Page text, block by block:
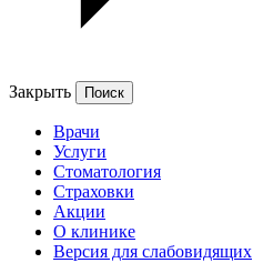
Закрыть
Врачи
Услуги
Стоматология
Страховки
Акции
О клинике
Версия для слабовидящих